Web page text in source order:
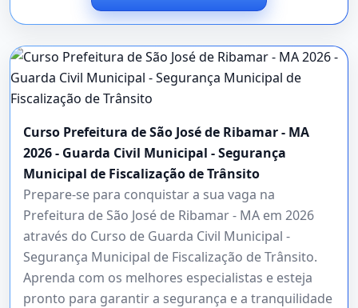
Curso Prefeitura de São José de Ribamar - MA
2026 - Guarda Civil Municipal - Segurança
Municipal de Fiscalização de Trânsito
Prepare-se para conquistar a sua vaga na
Prefeitura de São José de Ribamar - MA em 2026
através do Curso de Guarda Civil Municipal -
Segurança Municipal de Fiscalização de Trânsito.
Aprenda com os melhores especialistas e esteja
pronto para garantir a segurança e a tranquilidade